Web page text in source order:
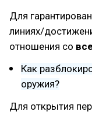
Для
линиях/
отношения со
Как
оружия?
Для открытия